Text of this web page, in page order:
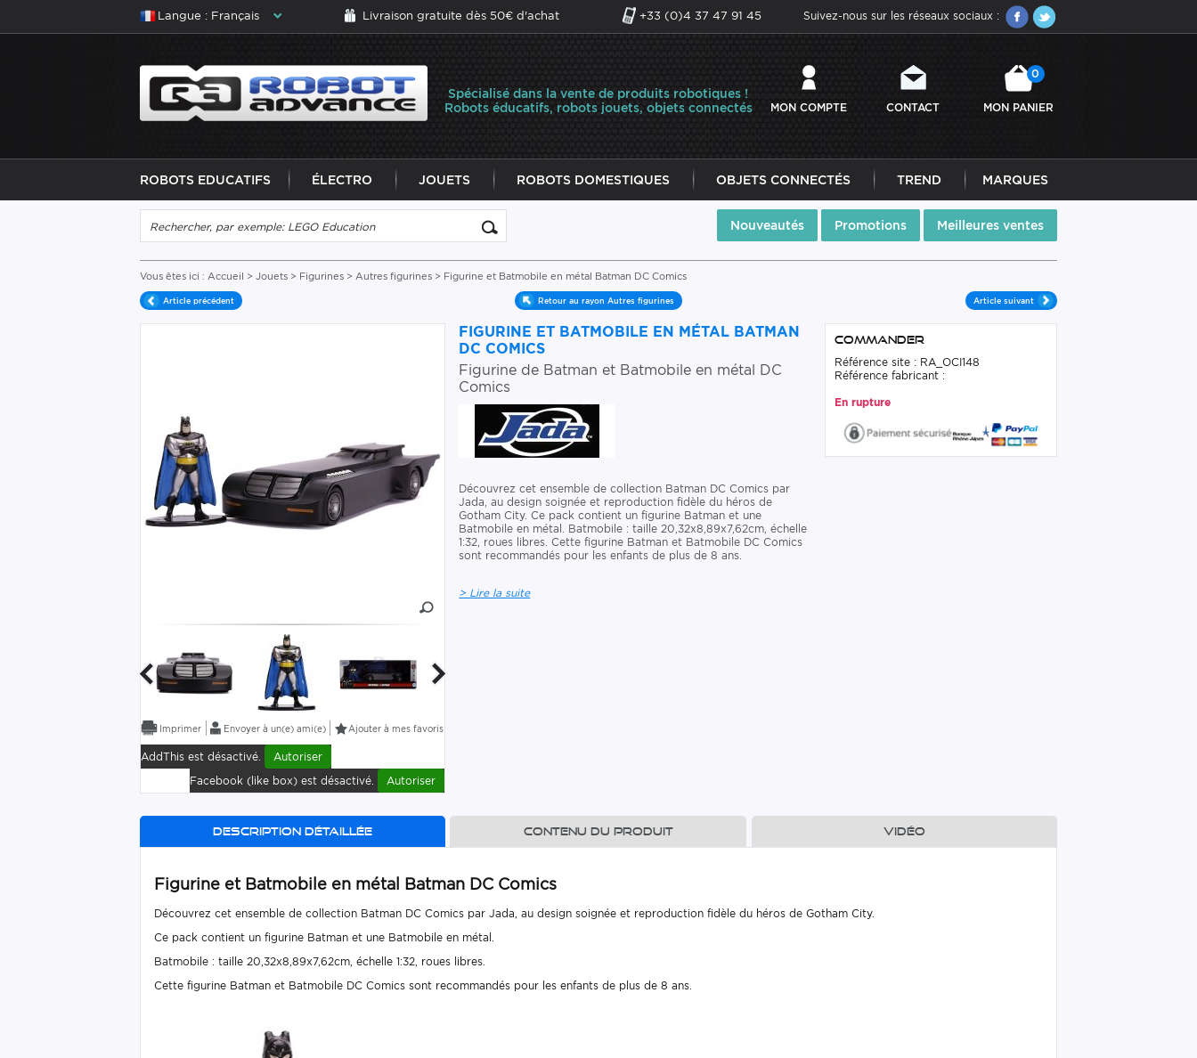
Langue : Français Livraison gratuite dès 50€ d'achat +33 (0)4 37 47 91 45 Suivez-nous sur les réseaux sociaux :
Spécialisé dans la vente de produits robotiques !
Robots éducatifs, robots jouets, objets connectés
MON COMPTE CONTACT MON PANIER
0
ROBOTS EDUCATIFS ÉLECTRO JOUETS ROBOTS DOMESTIQUES OBJETS CONNECTÉS TREND MARQUES
Nouveautés Promotions Meilleures ventes
Vous êtes ici : Accueil > Jouets > Figurines > Autres figurines > Figurine et Batmobile en métal Batman DC Comics
Article précédent Retour au rayon Autres figurines Article suivant
Envoyer à un(e) ami(e) Ajouter à mes favoris
AddThis est désactivé.
Autoriser
Facebook (like box) est désactivé.
Autoriser
FIGURINE ET BATMOBILE EN MÉTAL BATMAN
DC COMICS
Figurine de Batman et Batmobile en métal DC
Comics
Découvrez cet ensemble de collection Batman DC Comics par
Jada, au design soignée et reproduction fidèle du héros de
Gotham City. Ce pack contient un figurine Batman et une
Batmobile en métal. Batmobile : taille 20,32x8,89x7,62cm, échelle
1:32, roues libres. Cette figurine Batman et Batmobile DC Comics
sont recommandés pour les enfants de plus de 8 ans.
> Lire la suite
Commander
Référence site : RA_OCI148
Référence fabricant :
En rupture
Description détaillée Contenu du produit Vidéo
Figurine et Batmobile en métal Batman DC Comics
Découvrez cet ensemble de collection Batman DC Comics par Jada, au design soignée et reproduction fidèle du héros de Gotham City.
Ce pack contient un figurine Batman et une Batmobile en métal.
Batmobile : taille 20,32x8,89x7,62cm, échelle 1:32, roues libres.
Cette figurine Batman et Batmobile DC Comics sont recommandés pour les enfants de plus de 8 ans.